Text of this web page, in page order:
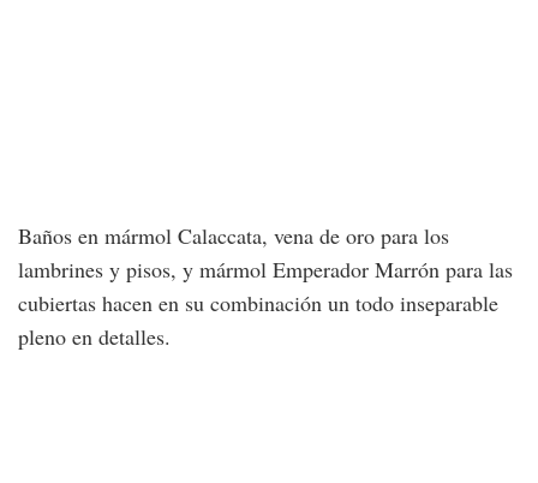
Baños en mármol Calaccata, vena de oro para los
lambrines y pisos, y mármol Emperador Marrón para las
cubiertas hacen en su combinación un todo inseparable
pleno en detalles.